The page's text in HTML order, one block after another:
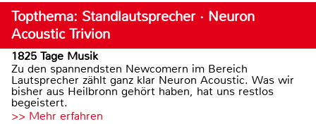
Topthema: Standlautsprecher · Neuron
Acoustic Trivion
1825 Tage Musik
Zu den spannendsten Newcomern im Bereich
Lautsprecher zählt ganz klar Neuron Acoustic. Was wir
bisher aus Heilbronn gehört haben, hat uns restlos
begeistert.
>> Mehr erfahren